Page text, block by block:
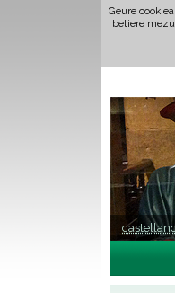
Geure
betiere